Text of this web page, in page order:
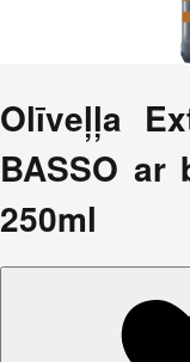
Olīveļļa
BASSO ar
250ml